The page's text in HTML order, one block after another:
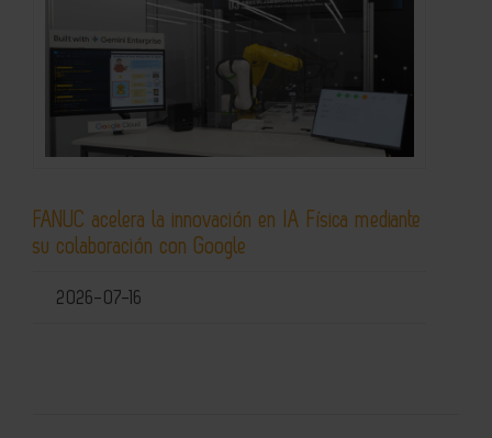
FANUC acelera la innovación en IA Física mediante
su colaboración con Google
2026-07-16